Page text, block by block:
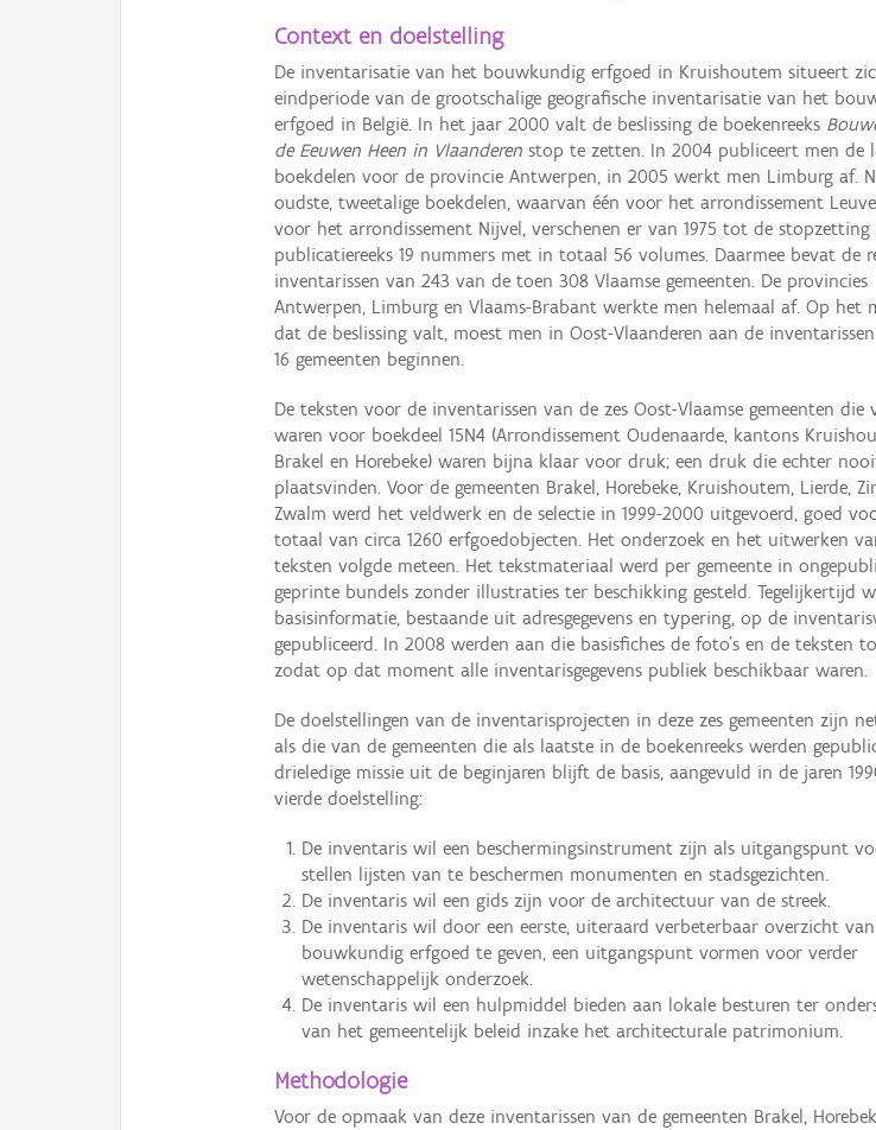
Context en doelstelling
De inventarisatie van het bouwkundig erfgoed in Kruishoutem situeert
eindperiode van de grootschalige geografische inventarisatie van het
erfgoed in België. In het jaar 2000 valt de beslissing de boekenreeks
de Eeuwen Heen in Vlaanderen stop te zetten. In 2004 publiceert men de
boekdelen voor de provincie Antwerpen, in 2005 werkt men Limburg af.
oudste, tweetalige boekdelen, waarvan één voor het arrondissement
voor het arrondissement Nijvel, verschenen er van 1975 tot de stopzetting
publicatiereeks 19 nummers met in totaal 56 volumes. Daarmee bevat de
inventarissen van 243 van de toen 308 Vlaamse gemeenten. De provincies
Antwerpen, Limburg en Vlaams-Brabant werkte men helemaal af. Op het
dat de beslissing valt, moest men in Oost-Vlaanderen aan de
16 gemeenten beginnen.
De teksten voor de inventarissen van de zes Oost-Vlaamse gemeenten die
waren voor boekdeel 15N4 (Arrondissement Oudenaarde, kantons
Brakel en Horebeke) waren bijna klaar voor druk; een druk die echter
plaatsvinden. Voor de gemeenten Brakel, Horebeke, Kruishoutem, Lierde,
Zwalm werd het veldwerk en de selectie in 1999-2000 uitgevoerd, goed
totaal van circa 1260 erfgoedobjecten. Het onderzoek en het uitwerken
teksten volgde meteen. Het tekstmateriaal werd per gemeente in
geprinte bundels zonder illustraties ter beschikking gesteld. Tegelijkertijd
basisinformatie, bestaande uit adresgegevens en typering, op de
gepubliceerd. In 2008 werden aan die basisfiches de foto’s en de teksten
zodat op dat moment alle inventarisgegevens publiek beschikbaar waren.
De doelstellingen van de inventarisprojecten in deze zes gemeenten zijn
als die van de gemeenten die als laatste in de boekenreeks werden
drieledige missie uit de beginjaren blijft de basis, aangevuld in de jaren
vierde doelstelling:
De inventaris wil een beschermingsinstrument zijn als uitgangspunt
stellen lijsten van te beschermen monumenten en stadsgezichten.
De inventaris wil een gids zijn voor de architectuur van de streek.
De inventaris wil door een eerste, uiteraard verbeterbaar overzicht
bouwkundig erfgoed te geven, een uitgangspunt vormen voor verder
wetenschappelijk onderzoek.
De inventaris wil een hulpmiddel bieden aan lokale besturen ter
van het gemeentelijk beleid inzake het architecturale patrimonium.
Methodologie
Voor de opmaak van deze inventarissen van de gemeenten Brakel,